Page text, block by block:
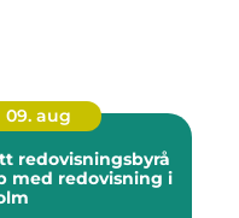
09. aug
redovisningsbyrå
med redovisning i